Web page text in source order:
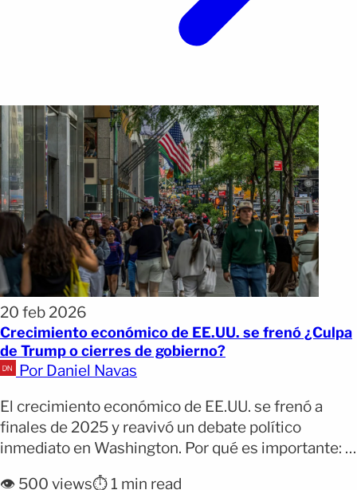
20 feb 2026
Crecimiento económico de EE.UU. se frenó ¿Culpa
de Trump o cierres de gobierno?
Por Daniel Navas
El crecimiento económico de EE.UU. se frenó a
finales de 2025 y reavivó un debate político
inmediato en Washington. Por qué es importante: la
👁️ 500 views⏱️ 1 min read